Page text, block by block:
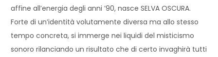
affine all’energia degli anni ’90, nasce SELVA OSCURA.
Forte di un’identità volutamente diversa ma allo stesso
tempo concreta, si immerge nei liquidi del misticismo
sonoro rilanciando un risultato che di certo invaghirà tutti